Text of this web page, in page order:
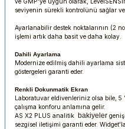
seviyenin sürekli kontrolünü sağlar
Ayarlanabilir destek noktalarının (2
işlemi artık daha basit ve daha kolay.
Dahili Ayarlama
Modernize edilmiş dahili ayarlama
göstergeleri garanti eder.
Renkli Dokunmatik Ekran
Laboratuvar eldivenleriniz olsa bile,
çalışma konforu anlamına gelir.
AS X2 PLUS analitik bakiyeler
sezgisel iletişimi garanti eder.